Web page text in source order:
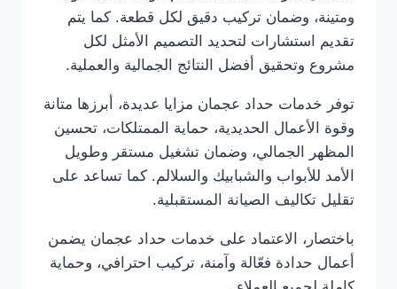
ومتينة، وضمان تركيب دقيق لكل قطعة. كما يتم
تقديم استشارات لتحديد التصميم الأمثل لكل
مشروع وتحقيق أفضل النتائج الجمالية والعملية.
توفر خدمات حداد عجمان مزايا عديدة، أبرزها متانة
وقوة الأعمال الحديدية، حماية الممتلكات، تحسين
المظهر الجمالي، وضمان تشغيل مستقر وطويل
الأمد للأبواب والشبابيك والسلالم. كما تساعد على
تقليل تكاليف الصيانة المستقبلية.
باختصار، الاعتماد على خدمات حداد عجمان يضمن
أعمال حدادة فعّالة وآمنة، تركيب احترافي، وحماية